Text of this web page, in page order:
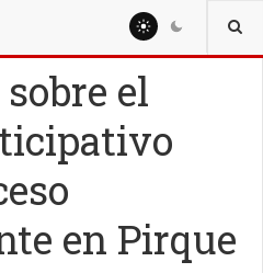
el
en Pirque